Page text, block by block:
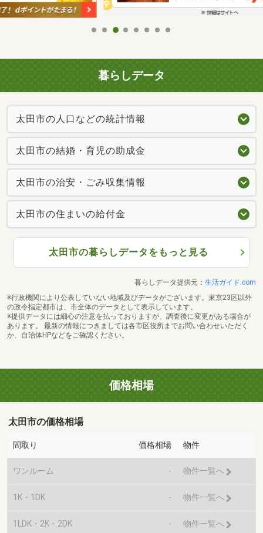
暮らしデータ
太田市の人口などの統計情報
太田市の結婚・育児の助成金
太田市の治安・ごみ収集情報
太田市の住まいの給付金
太田市の暮らしデータをもっと見る
暮らしデータ提供元： 生活ガイド.com
※行政機関により公表していない地域及びデータがございます。東京23区以外
の政令指定都市は、市全体のデータとして表示しています。
※提供データには細心の注意を払っておりますが、調査後に変更がある場合が
あります。 最新の情報につきましては各市区役所までお問い合わせいただく
か、自治体HPなどをご確認ください。
価格相場
太田市の価格相場
間取り 価格相場 物件
ワンルーム - 物件一覧へ
1K・1DK - 物件一覧へ
1LDK・2K・2DK - 物件一覧へ